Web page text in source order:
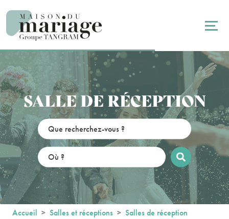
SALLE DE RÉCEPTION
Accueil Salles et réceptions
Salles de réception